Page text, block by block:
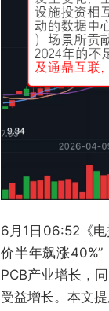
6月1日06:52《电
价半年飙涨
PCB产业增长，
受益增长。本文